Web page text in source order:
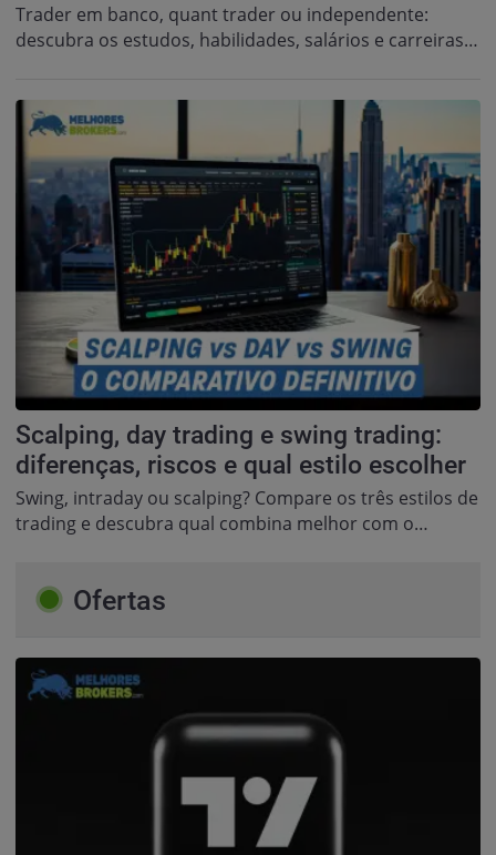
Trader em banco, quant trader ou independente:
descubra os estudos, habilidades, salários e carreiras…
Scalping, day trading e swing trading:
diferenças, riscos e qual estilo escolher
Swing, intraday ou scalping? Compare os três estilos de
trading e descubra qual combina melhor com o…
Ofertas